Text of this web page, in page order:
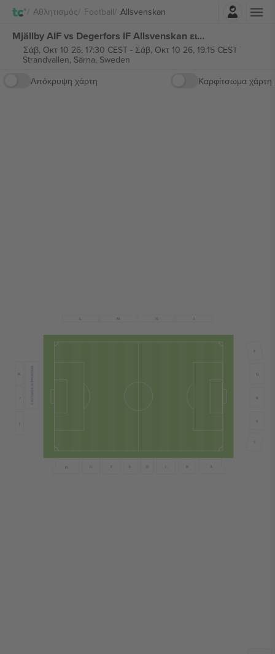
Αθλητισμός Football AllsvenskanΣύνδεση
Mjällby AIF vs Degerfors IF Allsvenskan εισιτήρια
Σάβ, Οκτ 10 26, 17:30 CEST- Σάβ, Οκτ 10 26, 19:15 CEST
Strandvallen, Särna, Sweden
Απόκρυψη χάρτη
Καρφίτσωμα χάρτη
O
N
M
H G F E D C B A
T
S
R
Q
P
GÄSTANDE SUPPORTRAR
K
J